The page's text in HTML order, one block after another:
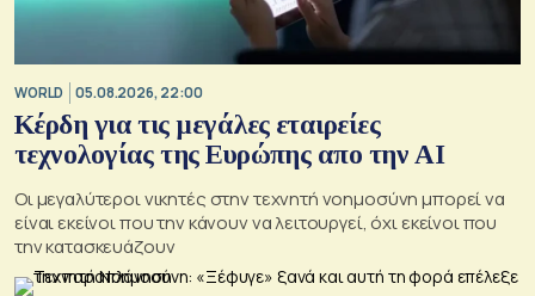
WORLD 05.08.2026, 22:00
Κέρδη για τις μεγάλες εταιρείες
τεχνολογίας της Ευρώπης απο την AI
Οι μεγαλύτεροι νικητές στην τεχνητή νοημοσύνη μπορεί να
είναι εκείνοι που την κάνουν να λειτουργεί, όχι εκείνοι που
την κατασκευάζουν